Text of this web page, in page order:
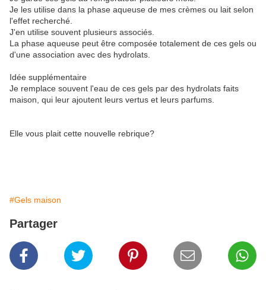
Je les utilise dans la phase aqueuse de mes crèmes ou lait selon
l'effet recherché.
J'en utilise souvent plusieurs associés.
La phase aqueuse peut être composée totalement de ces gels ou
d'une association avec des hydrolats.
Idée supplémentaire
Je remplace souvent l'eau de ces gels par des hydrolats faits
maison, qui leur ajoutent leurs vertus et leurs parfums.
Elle vous plait cette nouvelle rebrique?
#Gels maison
Partager